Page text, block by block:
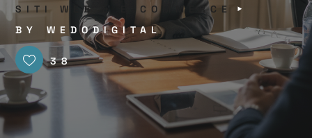
SITI WEB & E-COMMERCE
BY WEDODIGITAL
38